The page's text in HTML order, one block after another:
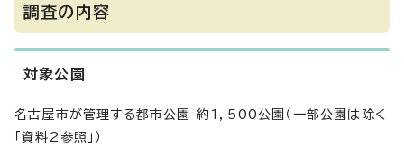
調査の内容
対象公園
名古屋市が管理する都市公園 約1，500公園（一部公園は除く
「資料2参照」）